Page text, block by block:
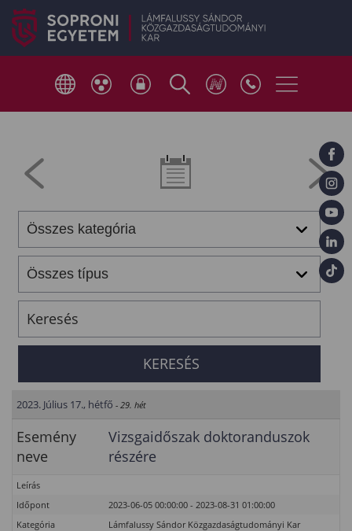
2023. Július 17., hétfő - 29. hét
Esemény
neve
Vizsgaidőszak doktoranduszok
részére
Leírás
Időpont
2023-06-05 00:00:00 - 2023-08-31 01:00:00
Kategória
Lámfalussy Sándor Közgazdaságtudományi Kar